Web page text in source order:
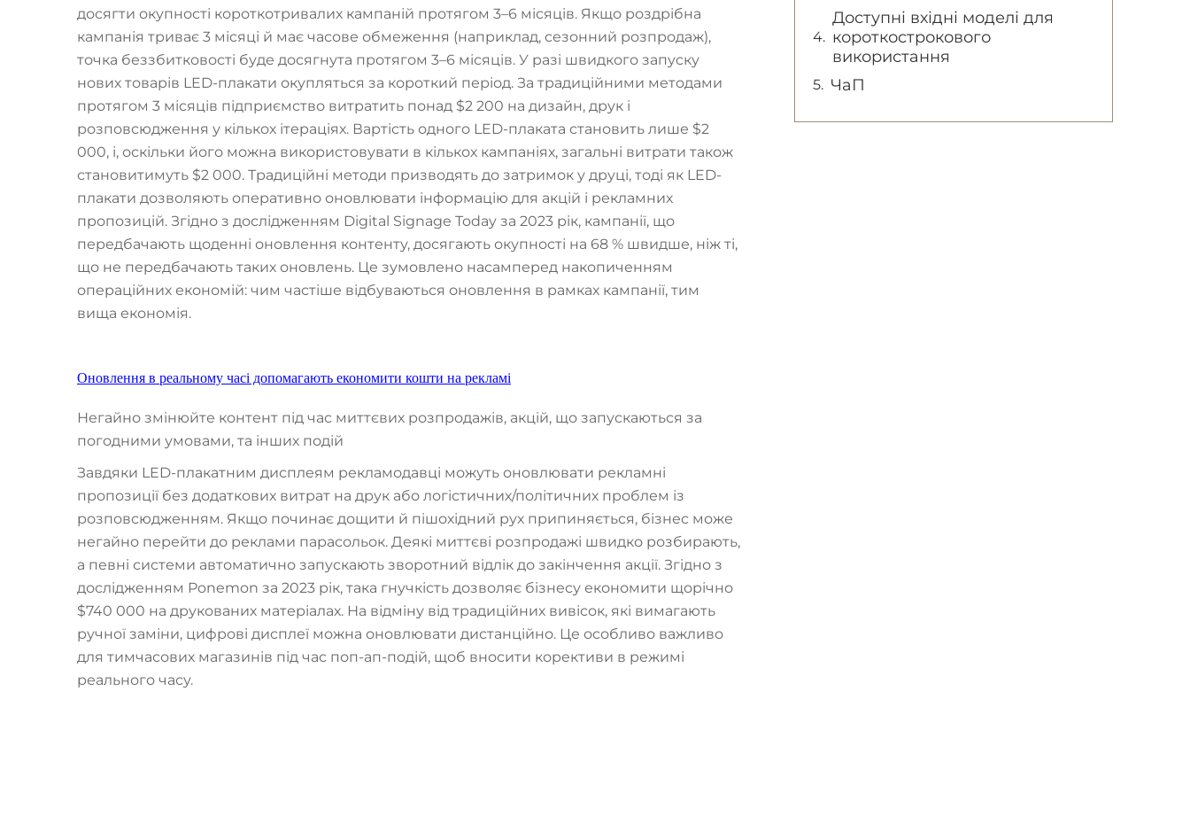
досягти окупності короткотривалих кампаній протягом 3–6 місяців. Якщо роздрібна
кампанія триває 3 місяці й має часове обмеження (наприклад, сезонний розпродаж),
точка беззбитковості буде досягнута протягом 3–6 місяців. У разі швидкого запуску
нових товарів LED-плакати окупляться за короткий період. За традиційними методами
протягом 3 місяців підприємство витратить понад $2 200 на дизайн, друк і
розповсюдження у кількох ітераціях. Вартість одного LED-плаката становить лише $2
000, і, оскільки його можна використовувати в кількох кампаніях, загальні витрати також
становитимуть $2 000. Традиційні методи призводять до затримок у друці, тоді як LED-
плакати дозволяють оперативно оновлювати інформацію для акцій і рекламних
пропозицій. Згідно з дослідженням Digital Signage Today за 2023 рік, кампанії, що
передбачають щоденні оновлення контенту, досягають окупності на 68 % швидше, ніж ті,
що не передбачають таких оновлень. Це зумовлено насамперед накопиченням
операційних економій: чим частіше відбуваються оновлення в рамках кампанії, тим
вища економія.
Оновлення в реальному часі допомагають економити кошти на рекламі
Негайно змінюйте контент під час миттєвих розпродажів, акцій, що запускаються за
погодними умовами, та інших подій
Завдяки LED-плакатним дисплеям рекламодавці можуть оновлювати рекламні
пропозиції без додаткових витрат на друк або логістичних/політичних проблем із
розповсюдженням. Якщо починає дощити й пішохідний рух припиняється, бізнес може
негайно перейти до реклами парасольок. Деякі миттєві розпродажі швидко розбирають,
а певні системи автоматично запускають зворотний відлік до закінчення акції. Згідно з
дослідженням Ponemon за 2023 рік, така гнучкість дозволяє бізнесу економити щорічно
$740 000 на друкованих матеріалах. На відміну від традиційних вивісок, які вимагають
ручної заміни, цифрові дисплеї можна оновлювати дистанційно. Це особливо важливо
для тимчасових магазинів під час поп-ап-подій, щоб вносити корективи в режимі
реального часу.
Доступні вхідні моделі для
короткострокового
використання
ЧаП